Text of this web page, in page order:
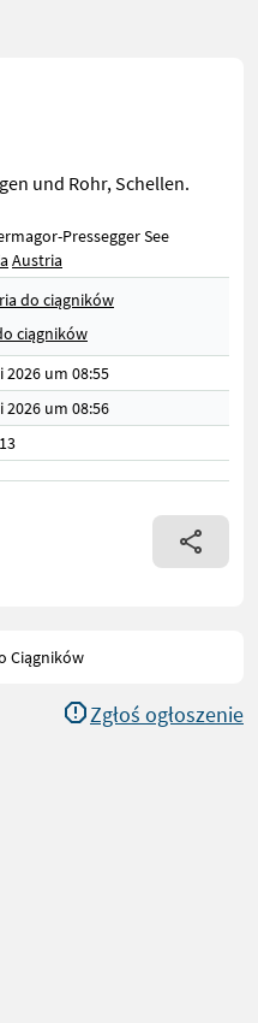
und Rohr, Schellen.
Pressegger See
Austria
do ciągników
ciągników
2026 um 08:55
2026 um 08:56
Ciągników
Zgłoś ogłoszenie